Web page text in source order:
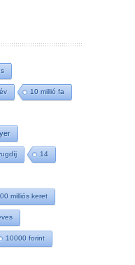
10 millió fa
14
milliós keret
10000 forint